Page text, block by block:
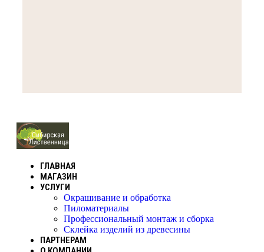
ГЛАВНАЯ
МАГАЗИН
УСЛУГИ
Окрашивание и обработка
Пиломатериалы
Профессиональный монтаж и сборка
Склейка изделий из древесины
ПАРТНЕРАМ